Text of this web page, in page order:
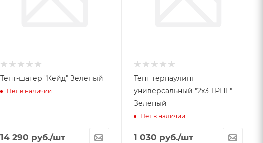
Тент-шатер "Кейд" Зеленый
Нет в наличии
14 290 руб./шт
Тент терпаулинг
универсальный "2х3 ТРПГ"
Зеленый
Нет в наличии
1 030 руб./шт